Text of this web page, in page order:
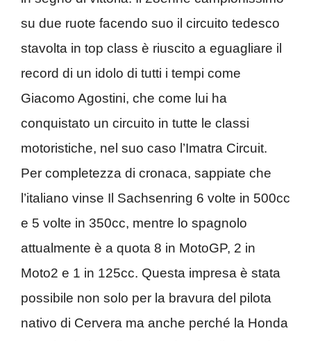
su due ruote facendo suo il circuito tedesco
stavolta in top class è riuscito a eguagliare il
record di un idolo di tutti i tempi come
Giacomo Agostini, che come lui ha
conquistato un circuito in tutte le classi
motoristiche, nel suo caso l’Imatra Circuit.
Per completezza di cronaca, sappiate che
l’italiano vinse Il Sachsenring 6 volte in 500cc
e 5 volte in 350cc, mentre lo spagnolo
attualmente è a quota 8 in MotoGP, 2 in
Moto2 e 1 in 125cc. Questa impresa è stata
possibile non solo per la bravura del pilota
nativo di Cervera ma anche perché la Honda